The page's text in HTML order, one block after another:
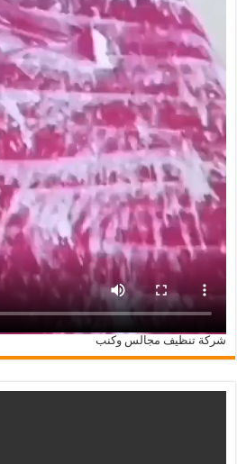
شركة تنظيف مجالس وكنب